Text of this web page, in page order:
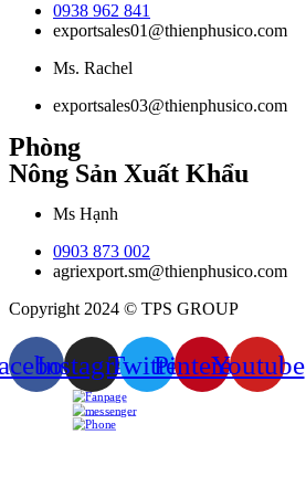
0938 962 841
exportsales01@thienphusico.com
Ms. Rachel
exportsales03@thienphusico.com
Phòng
Nông Sản Xuất Khẩu
Ms Hạnh
0903 873 002
agriexport.sm@thienphusico.com
Copyright 2024 © TPS GROUP
InstagramTwitterPinterestYoutube